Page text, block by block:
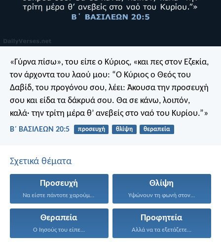
«Γύρνα πίσω», του είπε ο Κύριος, «και πες στον Εζεκία,
τον άρχοντα του λαού μου: “Ο Κύριος ο Θεός του
Δαβίδ, του προγόνου σου, λέει: Άκουσα την προσευχή
σου και είδα τα δάκρυά σου. Θα σε κάνω, λοιπόν,
καλά· την τρίτη μέρα θ’ ανεβείς στο ναό του Κυρίου.”»
Β΄ ΒΑΣΙΛΕΩΝ 20:5 προσευχή θλίψη θεραπεία
Σχετικά θέματα
Προσευχή
Να είστε πάντοτε χαρούμενοι...
Θλίψη
Υψώνουν τη φωνή στον...
Θεραπεία
Ο Ιησούς του είπε...
Προφητεία
Αλλά να τα εξετάζετε...